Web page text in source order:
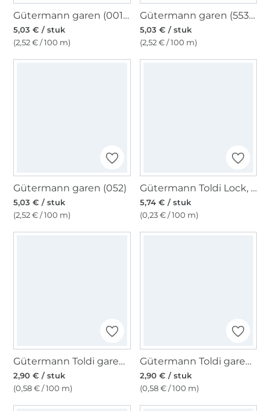
Gütermann garen (001) nature
5,03 € / stuk
(2,52 € / 100 m)
Gütermann garen (553) vaalgroen
5,03 € / stuk
(2,52 € / 100 m)
Gütermann garen (052)
5,03 € / stuk
(2,52 € / 100 m)
Gütermann Toldi Lock, wit
5,74 € / stuk
(0,23 € / 100 m)
Gütermann Toldi garen, 500 m naturel
2,90 € / stuk
(0,58 € / 100 m)
Gütermann Toldi garen, 500 m donkerblauw
2,90 € / stuk
(0,58 € / 100 m)